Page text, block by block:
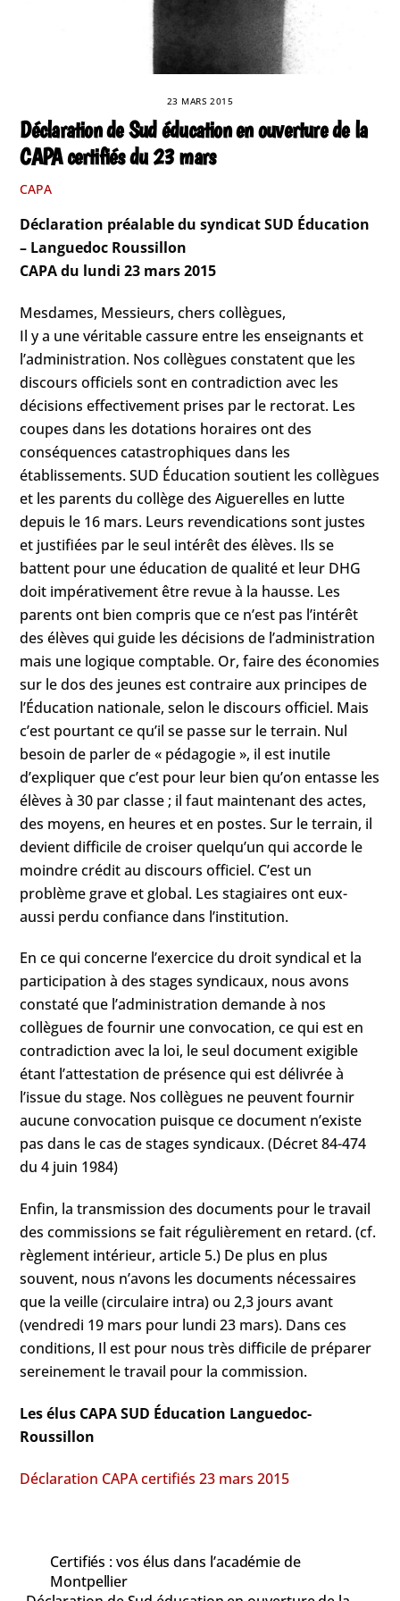
23 MARS 2015
Déclaration de Sud éducation en ouverture de la
CAPA certifiés du 23 mars
CAPA
Déclaration préalable du syndicat SUD Éducation
– Languedoc Roussillon
CAPA du lundi 23 mars 2015
Mesdames, Messieurs, chers collègues,
Il y a une véritable cassure entre les enseignants et
l’administration. Nos collègues constatent que les
discours officiels sont en contradiction avec les
décisions effectivement prises par le rectorat. Les
coupes dans les dotations horaires ont des
conséquences catastrophiques dans les
établissements. SUD Éducation soutient les collègues
et les parents du collège des Aiguerelles en lutte
depuis le 16 mars. Leurs revendications sont justes
et justifiées par le seul intérêt des élèves. Ils se
battent pour une éducation de qualité et leur DHG
doit impérativement être revue à la hausse. Les
parents ont bien compris que ce n’est pas l’intérêt
des élèves qui guide les décisions de l’administration
mais une logique comptable. Or, faire des économies
sur le dos des jeunes est contraire aux principes de
l’Éducation nationale, selon le discours officiel. Mais
c’est pourtant ce qu’il se passe sur le terrain. Nul
besoin de parler de « pédagogie », il est inutile
d’expliquer que c’est pour leur bien qu’on entasse les
élèves à 30 par classe ; il faut maintenant des actes,
des moyens, en heures et en postes. Sur le terrain, il
devient difficile de croiser quelqu’un qui accorde le
moindre crédit au discours officiel. C’est un
problème grave et global. Les stagiaires ont eux-
aussi perdu confiance dans l’institution.
En ce qui concerne l’exercice du droit syndical et la
participation à des stages syndicaux, nous avons
constaté que l’administration demande à nos
collègues de fournir une convocation, ce qui est en
contradiction avec la loi, le seul document exigible
étant l’attestation de présence qui est délivrée à
l’issue du stage. Nos collègues ne peuvent fournir
aucune convocation puisque ce document n’existe
pas dans le cas de stages syndicaux. (Décret 84-474
du 4 juin 1984)
Enfin, la transmission des documents pour le travail
des commissions se fait régulièrement en retard. (cf.
règlement intérieur, article 5.) De plus en plus
souvent, nous n’avons les documents nécessaires
que la veille (circulaire intra) ou 2,3 jours avant
(vendredi 19 mars pour lundi 23 mars). Dans ces
conditions, Il est pour nous très difficile de préparer
sereinement le travail pour la commission.
Les élus CAPA SUD Éducation Languedoc-
Roussillon
Déclaration CAPA certifiés 23 mars 2015
Certifiés : vos élus dans l’académie de
Montpellier